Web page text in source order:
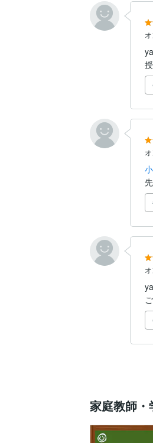
だからこそ
「どこでつ
「どうす
勉強はや
一緒に成
家庭教師・